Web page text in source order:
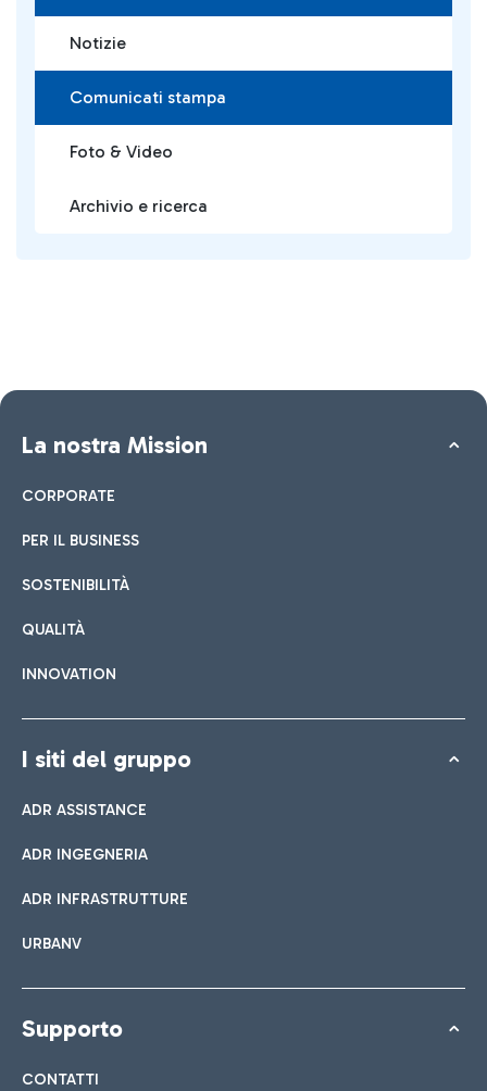
Notizie
Comunicati stampa
Foto & Video
Archivio e ricerca
La nostra Mission
CORPORATE
PER IL BUSINESS
SOSTENIBILITÀ
QUALITÀ
INNOVATION
I siti del gruppo
ADR ASSISTANCE
ADR INGEGNERIA
ADR INFRASTRUTTURE
URBANV
Supporto
CONTATTI